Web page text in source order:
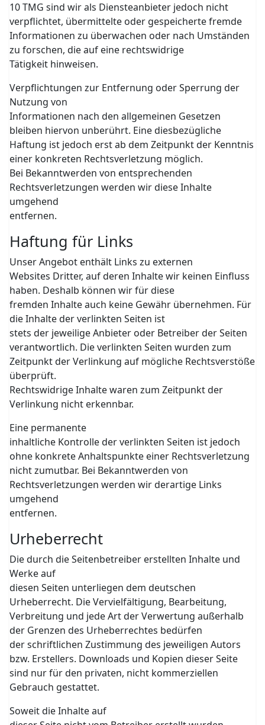
10 TMG sind wir als Diensteanbieter jedoch nicht
verpflichtet, übermittelte oder gespeicherte fremde
Informationen zu überwachen oder nach Umständen
zu forschen, die auf eine rechtswidrige
Tätigkeit hinweisen.
Verpflichtungen zur Entfernung oder Sperrung der
Nutzung von
Informationen nach den allgemeinen Gesetzen
bleiben hiervon unberührt. Eine diesbezügliche
Haftung ist jedoch erst ab dem Zeitpunkt der Kenntnis
einer konkreten Rechtsverletzung möglich.
Bei Bekanntwerden von entsprechenden
Rechtsverletzungen werden wir diese Inhalte
umgehend
entfernen.
Haftung für Links
Unser Angebot enthält Links zu externen
Websites Dritter, auf deren Inhalte wir keinen Einfluss
haben. Deshalb können wir für diese
fremden Inhalte auch keine Gewähr übernehmen. Für
die Inhalte der verlinkten Seiten ist
stets der jeweilige Anbieter oder Betreiber der Seiten
verantwortlich. Die verlinkten Seiten wurden zum
Zeitpunkt der Verlinkung auf mögliche Rechtsverstöße
überprüft.
Rechtswidrige Inhalte waren zum Zeitpunkt der
Verlinkung nicht erkennbar.
Eine permanente
inhaltliche Kontrolle der verlinkten Seiten ist jedoch
ohne konkrete Anhaltspunkte einer Rechtsverletzung
nicht zumutbar. Bei Bekanntwerden von
Rechtsverletzungen werden wir derartige Links
umgehend
entfernen.
Urheberrecht
Die durch die Seitenbetreiber erstellten Inhalte und
Werke auf
diesen Seiten unterliegen dem deutschen
Urheberrecht. Die Vervielfältigung, Bearbeitung,
Verbreitung und jede Art der Verwertung außerhalb
der Grenzen des Urheberrechtes bedürfen
der schriftlichen Zustimmung des jeweiligen Autors
bzw. Erstellers. Downloads und Kopien dieser Seite
sind nur für den privaten, nicht kommerziellen
Gebrauch gestattet.
Soweit die Inhalte auf